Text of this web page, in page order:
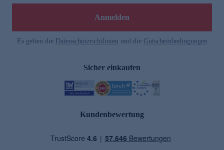
Anmelden
Es gelten die Datenschutzrichtlinien und die Gutscheinbedingungen
Sicher einkaufen
Kundenbewertung